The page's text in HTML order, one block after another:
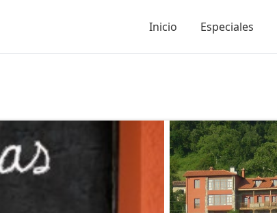
Inicio Especiales